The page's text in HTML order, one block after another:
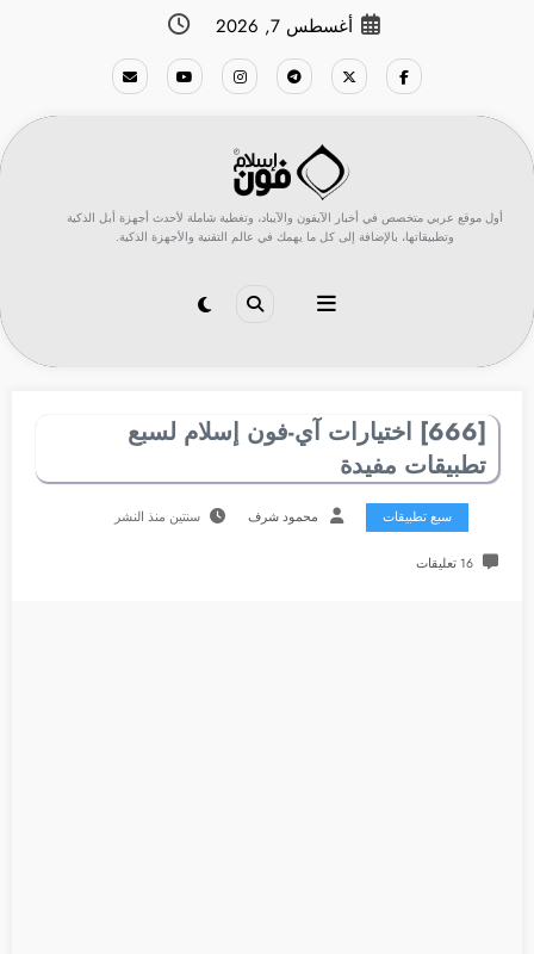
أغسطس 7, 2026
أول موقع عربي متخصص في أخبار الآيفون والآيباد، وتغطية شاملة لأحدث أجهزة أبل الذكية
وتطبيقاتها، بالإضافة إلى كل ما يهمك في عالم التقنية والأجهزة الذكية.
[666] اختيارات آي-فون إسلام لسبع
تطبيقات مفيدة
سبع تطبيقات محمود شرف سنتين منذ النشر
16 تعليقات